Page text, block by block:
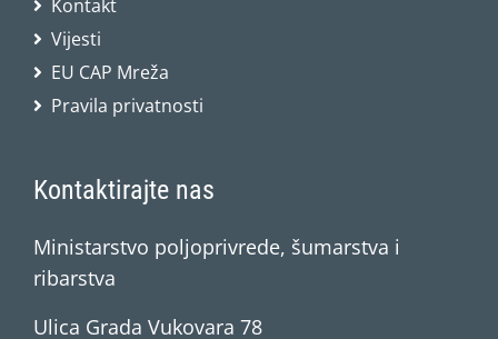
Kontakt
Vijesti
EU CAP Mreža
Pravila privatnosti
Kontaktirajte nas
Ministarstvo poljoprivrede, šumarstva i
ribarstva
Ulica Grada Vukovara 78